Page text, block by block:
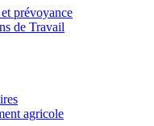
prévoyance
de Travail
agricole